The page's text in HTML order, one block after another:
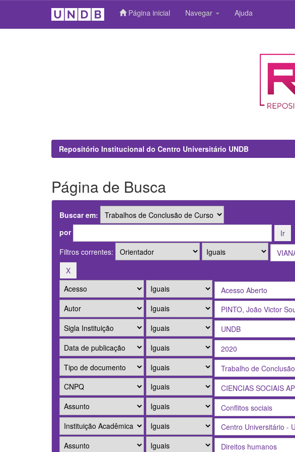
Página inicial Navegar Ajuda
Repositório Institucional do Centro Universitário UNDB
Página de Busca
Buscar em:
por
Filtros correntes: